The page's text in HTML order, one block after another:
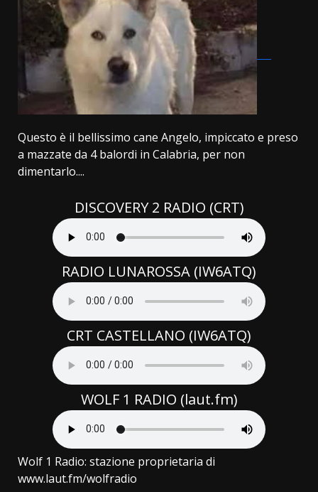
Questo è il bellissimo cane Angelo, impiccato e preso
a mazzate da 4 balordi in Calabria, per non
dimentarlo....
DISCOVERY 2 RADIO (CRT)
RADIO LUNAROSSA (IW6ATQ)
CRT CASTELLANO (IW6ATQ)
WOLF 1 RADIO (laut.fm)
Wolf 1 Radio: stazione proprietaria di
www.laut.fm/wolfradio